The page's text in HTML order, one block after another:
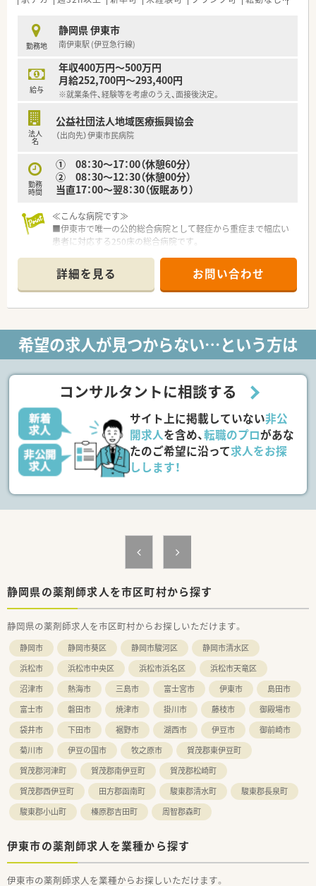
勤務地
静岡県 伊東市
南伊東駅 (伊豆急行線)
給与
年収400万円～500万円
月給252,700円～293,400円
※就業条件、経験等を考慮のうえ、面接後決定。
法人
名
公益社団法人地域医療振興協会
（出向先）伊東市民病院
勤務
時間
① 08：30～17：00（休憩60分）
② 08：30～12：30（休憩00分）
当直17：00～翌8：30（仮眠あり）
≪こんな病院です≫
■伊東市で唯一の公的総合病院として軽症から重症まで幅広い
患者に対応する250床の総合病院です。
おり、福利厚生や療養環境に活用されています。
■災害拠点病院として 屋上ヘリポートを備え、大規模災害時に
はDMAT（災害派遣医療チーム）が出動できる体制を整えていま
す。
ます。
■地域医療振興協会が市と協力して運営しており、教育体制が整
っています。
≪業務内容≫
■調剤業務（外来は院外処方）
■注射調剤業務
■抗がん剤混合調製
■薬剤管理指導業務（病棟での服薬指導）
■ＤＩ業務
■薬物血中濃度モニタリング（TDM）
■製剤業務
■チーム医療（ICTチーム、褥瘡対策チーム等）
■軽度から重度まで複数の疾患に対応する総合病院です。
■幅広い業務内容を薬剤師1年目からでも携われる環境です。
■地域医療振興協会が運営している病院のため、グループ病院と
の連携や教育体制が整っています。
■院内に職員用の温泉施設があるなど特色ある福利厚生も魅力
■院内託児所の利用も可能です。女性が働きやすい職場環境づ
くりに努めています。
詳細を見る お問い合わせ
希望の求人が見つからない…という方は
コンサルタントに相談する
サイト上に掲載していない非公
開求人を含め、転職のプロがあな
たのご希望に沿って求人をお探
しします！
静岡県の薬剤師求人を市区町村から探す
静岡県の薬剤師求人を市区町村からお探しいただけます。
静岡市 静岡市葵区 静岡市駿河区
静岡市清水区
浜松市
浜松市中央区 浜松市浜名区
浜松市天竜区
沼津市
熱海市 三島市 富士宮市 伊東市
島田市
富士市
磐田市 焼津市 掛川市 藤枝市
御殿場市
袋井市
下田市 裾野市 湖西市 伊豆市
御前崎市
菊川市
伊豆の国市 牧之原市
賀茂郡東伊豆町
賀茂郡河津町
賀茂郡南伊豆町
賀茂郡松崎町
賀茂郡西伊豆町
田方郡函南町 駿東郡清水町
駿東郡長泉町
駿東郡小山町
榛原郡吉田町 周智郡森町
伊東市の薬剤師求人を業種から探す
伊東市の薬剤師求人を業種からお探しいただけます。